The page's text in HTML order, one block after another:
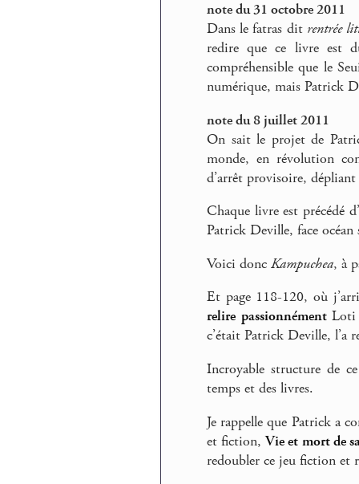
note du 31 octobre 2011
Dans le fatras dit rentrée
redire que ce livre est
compréhensible que le
numérique, mais Patrick
note du 8 juillet 2011
On sait le projet de
monde, en révolution
d’arrêt provisoire,
Chaque livre est précédé
Patrick Deville, face
Voici donc Kampuchea, à
Et page 118-120, où
relire passionnémentLoti
c’était Patrick Deville, l’a
Incroyable structure de
temps et des livres.
Je rappelle que Patrick a
et fiction,Vie et mort de
redoubler ce jeu fiction et